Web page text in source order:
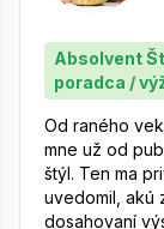
Absolvent
poradca /
Od raného
mne už od
štýl. Ten ma
uvedomil, akú
dosahovaní